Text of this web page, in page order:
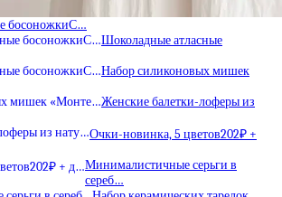
босоножкиС…
Шоколадные атласные
Набор силиконовых мишек
Женские балетки-лоферы из
Очки-новинка, 5 цветов202₽ +
Минималистичные серьги в
сереб…